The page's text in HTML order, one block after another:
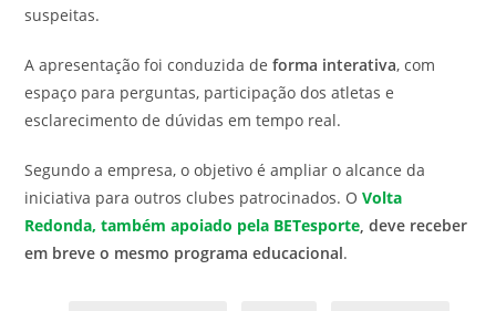
suspeitas.
A apresentação foi conduzida deforma interativa, com
espaço para perguntas, participação dos atletas e
esclarecimento de dúvidas em tempo real.
Segundo a empresa, o objetivo é ampliar o alcance da
iniciativa para outros clubes patrocinados. OVolta
Redonda, também apoiado pela BETesporte, deve receber
em breve o mesmo programa educacional.